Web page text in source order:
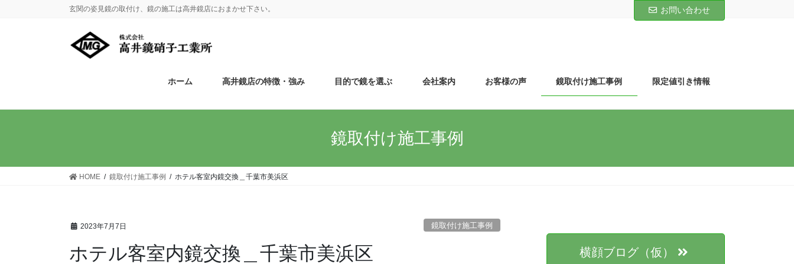
玄関の姿見鏡の取付け、鏡の施工は高井鏡店におまかせ下さい。 お問い合わせ
ホーム 高井鏡店の特徴・強み 目的で鏡を選ぶ 会社案内 お客様の声 鏡取付け施工事例 限定値引き情報
鏡取付け施工事例
HOME 鏡取付け施工事例 ホテル客室内鏡交換＿千葉市美浜区
2023年7月7日 鏡取付け施工事例
ホテル客室内鏡交換＿千葉市美浜区 横顔ブログ（仮）